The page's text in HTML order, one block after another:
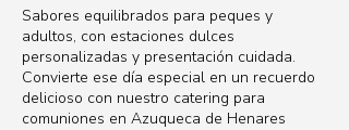
Sabores equilibrados para peques y
adultos, con estaciones dulces
personalizadas y presentación cuidada.
Convierte ese día especial en un recuerdo
delicioso con nuestro catering para
comuniones en Azuqueca de Henares